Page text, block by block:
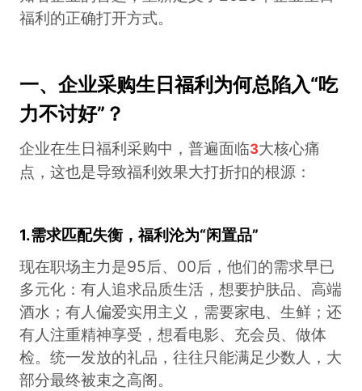
福利的正确打开方式。
一、企业采购生日福利 为何总陷入“吃
力不讨好”？
企业在生日福利采购中，普遍面临3大核心痛
点，这也是导致福利效果大打折扣的根源：
1.需求匹配失衡，福利沦为“闲置品”
现在职场主力是95后、00后，他们的需求早已
多元化：有人追求品质生活，想要护肤品、高端
酒水；有人偏爱实用主义，需要家电、生鲜；还
有人注重精神享受，想看电影、充会员、做体
检。统一发放的礼品，往往只能满足少数人，大
部分最终被束之高阁。